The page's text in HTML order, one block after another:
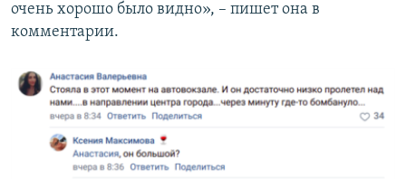
очень хорошо было видно», – пишет она в
комментарии.